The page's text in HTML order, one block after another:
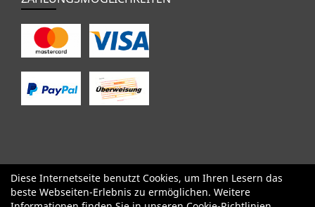
SALE Specialized Factor Cervélo BMC Orbea
Yeti
Pinarello
OPEN Kids / BMX Komponenten Bekleidung
Diese Internetseite benutzt Cookies, um Ihren Lesern das
beste Webseiten-Erlebnis zu ermöglichen. Weitere